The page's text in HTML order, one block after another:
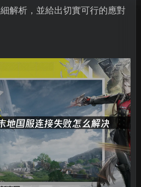
解析，並給出切實可行的應對